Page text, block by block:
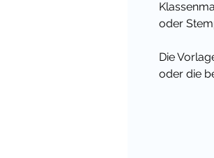
oder
Die
oder die